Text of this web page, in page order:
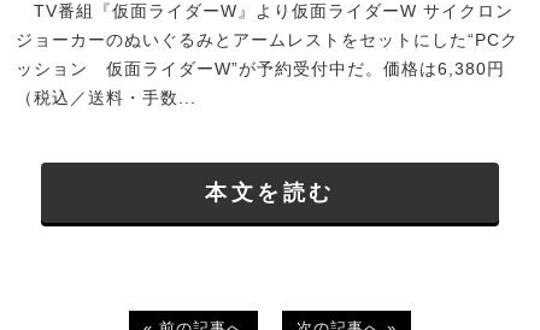
TV番組『仮面ライダーW』より仮面ライダーW サイクロン
ジョーカーのぬいぐるみとアームレストをセットにした“PCク
ッション 仮面ライダーW”が予約受付中だ。価格は6,380円
（税込／送料・手数...
本文を読む